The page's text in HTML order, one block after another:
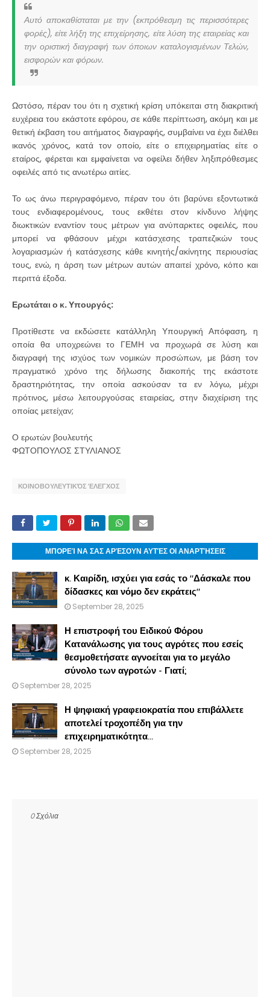
Αυτό αποκαθίσταται με την (εκπρόθεσμη τις περισσότερες
φορές), είτε λήξη της επιχείρησης, είτε λύση της εταιρείας και
την οριστική διαγραφή των όποιων καταλογισμένων Τελών,
εισφορών και φόρων.
Ωστόσο, πέραν του ότι η σχετική κρίση υπόκειται στη διακριτική
ευχέρεια του εκάστοτε εφόρου, σε κάθε περίπτωση, ακόμη και με
θετική έκβαση του αιτήματος διαγραφής, συμβαίνει να έχει διέλθει
ικανός χρόνος, κατά τον οποίο, είτε ο επιχειρηματίας είτε ο
εταίρος, φέρεται και εμφαίνεται να οφείλει δήθεν ληξιπρόθεσμες
οφειλές από τις ανωτέρω αιτίες.
Το ως άνω περιγραφόμενο, πέραν του ότι βαρύνει εξοντωτικά
τους ενδιαφερομένους, τους εκθέτει στον κίνδυνο λήψης
διωκτικών εναντίον τους μέτρων για ανύπαρκτες οφειλές, που
μπορεί να φθάσουν μέχρι κατάσχεσης τραπεζικών τους
λογαριασμών ή κατάσχεσης κάθε κινητής/ακίνητης περιουσίας
τους, ενώ, η άρση των μέτρων αυτών απαιτεί χρόνο, κόπο και
περιττά έξοδα.
Ερωτάται ο κ. Υπουργός:
Προτίθεστε να εκδώσετε κατάλληλη Υπουργική Απόφαση, η
οποία θα υποχρεώνει το ΓΕΜΗ να προχωρά σε λύση και
διαγραφή της ισχύος των νομικών προσώπων, με βάση τον
πραγματικό χρόνο της δήλωσης διακοπής της εκάστοτε
δραστηριότητας, την οποία ασκούσαν τα εν λόγω, μέχρι
πρότινος, μέσω λειτουργούσας εταιρείας, στην διαχείριση της
οποίας μετείχαν;
Ο ερωτών βουλευτής
ΦΩΤΟΠΟΥΛΟΣ ΣΤΥΛΙΑΝΟΣ
ΚΟΙΝΟΒΟΥΛΕΥΤΙΚΌΣ ΈΛΕΓΧΟΣ
ΜΠΟΡΕΊ ΝΑ ΣΑΣ ΑΡΈΣΟΥΝ ΑΥΤΈΣ ΟΙ ΑΝΑΡΤΉΣΕΙΣ
κ. Καιρίδη, ισχύει για εσάς το "Δάσκαλε που
δίδασκες και νόμο δεν εκράτεις"
September 28, 2025
Η επιστροφή του Ειδικού Φόρου
Κατανάλωσης για τους αγρότες που εσείς
θεσμοθετήσατε αγνοείται για το μεγάλο
σύνολο των αγροτών - Γιατί;
September 28, 2025
Η ψηφιακή γραφειοκρατία που επιβάλλετε
αποτελεί τροχοπέδη για την
επιχειρηματικότητα...
September 28, 2025
0 Σχόλια